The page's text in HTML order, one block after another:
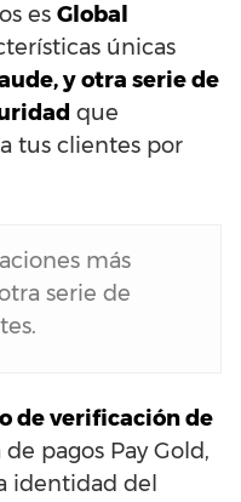
es Global
únicas
y otra serie de
que
tus clientes por
más
serie de
de verificación de
pagos Pay Gold,
identidad del